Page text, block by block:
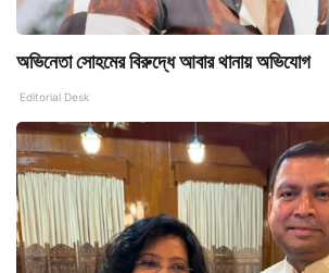
অভিনেতা সোহমের বিরুদ্ধে আবার থানায় অভিযোগ
Editorial Desk